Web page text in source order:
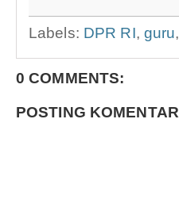
Labels: DPR RI, guru,
0 COMMENTS:
POSTING KOMENTAR